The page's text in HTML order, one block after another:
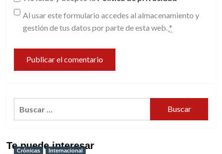
Al usar este formulario accedes al almacenamiento y
gestión de tus datos por parte de esta web. *
Te puede interesar
Crónicas Internacional